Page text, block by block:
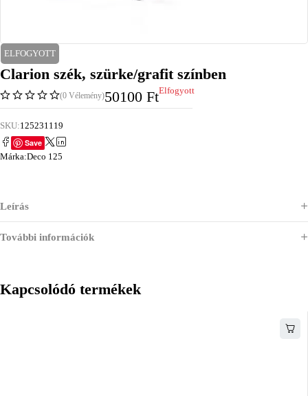
ELFOGYOTT
Clarion szék, szürke/grafit színben
(0 Vélemény)50100 FtElfogyott
SKU:125231119
Save
Márka:Deco 125
Leírás
További információk
Kapcsolódó termékek